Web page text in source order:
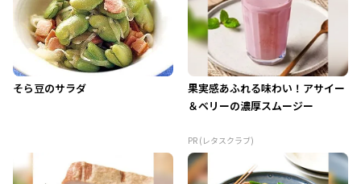
そら豆のサラダ
果実感あふれる味わい！アサイー
＆ベリーの濃厚スムージー
PR (レタスクラブ)